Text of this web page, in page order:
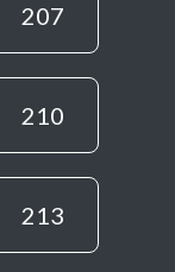
207
210
213